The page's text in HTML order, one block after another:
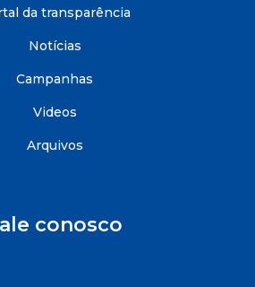
da transparência
Notícias
Campanhas
Videos
Arquivos
conosco